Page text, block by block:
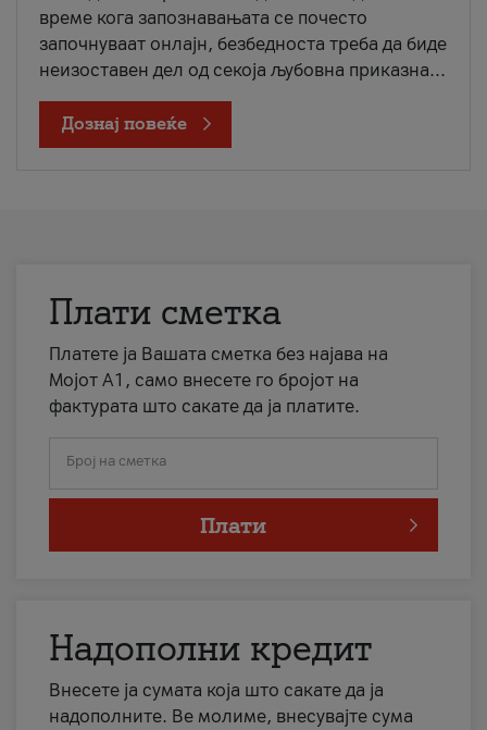
време кога запознавањата се почесто
започнуваат онлајн, безбедноста треба да биде
неизоставен дел од секоја љубовна приказна...
Дознај повеќе
Плати сметка
Платете ја Вашата сметка без најава на
Мојот А1, само внесете го бројот на
фактурата што сакате да ја платите.
Број на сметка
Плати
Надополни кредит
Внесете ја сумата која што сакате да ја
надополните. Ве молиме, внесувајте сума